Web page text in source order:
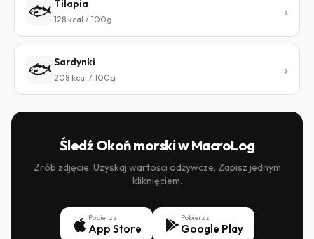
🐟 Tilapia
128 kcal / 100g
🐟 Sardynki
208 kcal / 100g
Śledź Okoń morski w MacroLog
Zrób zdjęcie. Uzyskaj wartości odżywcze. Zapisz jednym
kliknięciem.
Pobierz z
App Store
Pobierz z
Google Play